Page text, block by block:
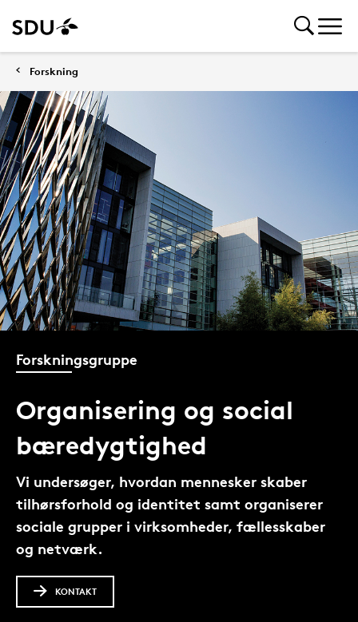
Forskning
Forskningsgruppe
Organisering og social
bæredygtighed
Vi undersøger, hvordan mennesker skaber
tilhørsforhold og identitet samt organiserer
sociale grupper i virksomheder, fællesskaber
og netværk.
KONTAKT